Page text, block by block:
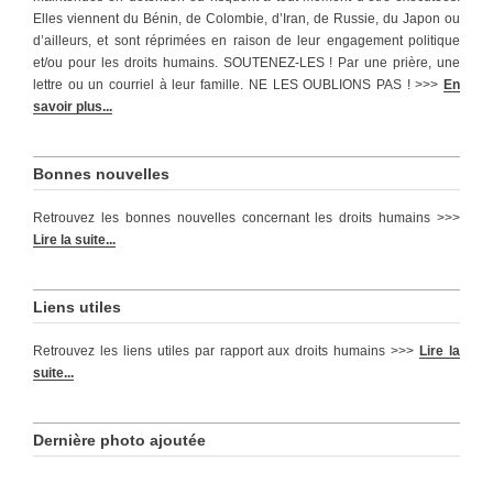
Elles viennent du Bénin, de Colombie, d’Iran, de Russie, du Japon ou
d’ailleurs, et sont réprimées en raison de leur engagement politique
et/ou pour les droits humains. SOUTENEZ-LES ! Par une prière, une
lettre ou un courriel à leur famille. NE LES OUBLIONS PAS ! >>> En
savoir plus...
Bonnes nouvelles
Retrouvez les bonnes nouvelles concernant les droits humains >>>
Lire la suite...
Liens utiles
Retrouvez les liens utiles par rapport aux droits humains >>>Lire la
suite...
Dernière photo ajoutée